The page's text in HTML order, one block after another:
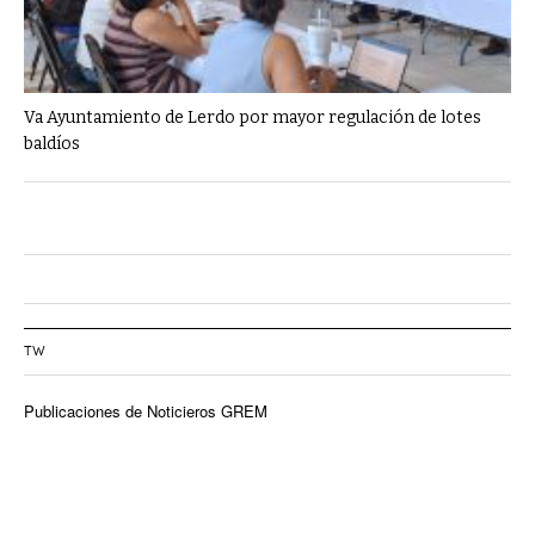
Va Ayuntamiento de Lerdo por mayor regulación de lotes
baldíos
TW
Publicaciones de Noticieros GREM